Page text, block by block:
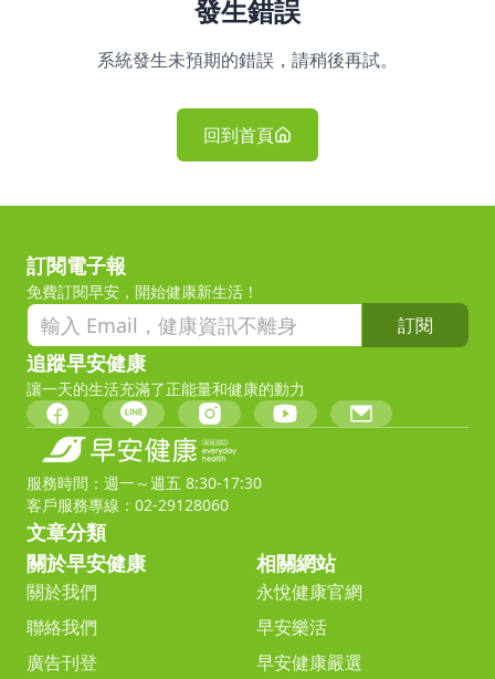
發生錯誤
系統發生未預期的錯誤，請稍後再試。
回到首頁
訂閱電子報
免費訂閱早安，開始健康新生活！
訂閱
追蹤早安健康
讓一天的生活充滿了正能量和健康的動力
服務時間：週一～週五 8:30-17:30
客戶服務專線：02-29128060
文章分類
關於早安健康
關於我們
聯絡我們
廣告刊登
相關網站
永悅健康官網
早安樂活
早安健康嚴選